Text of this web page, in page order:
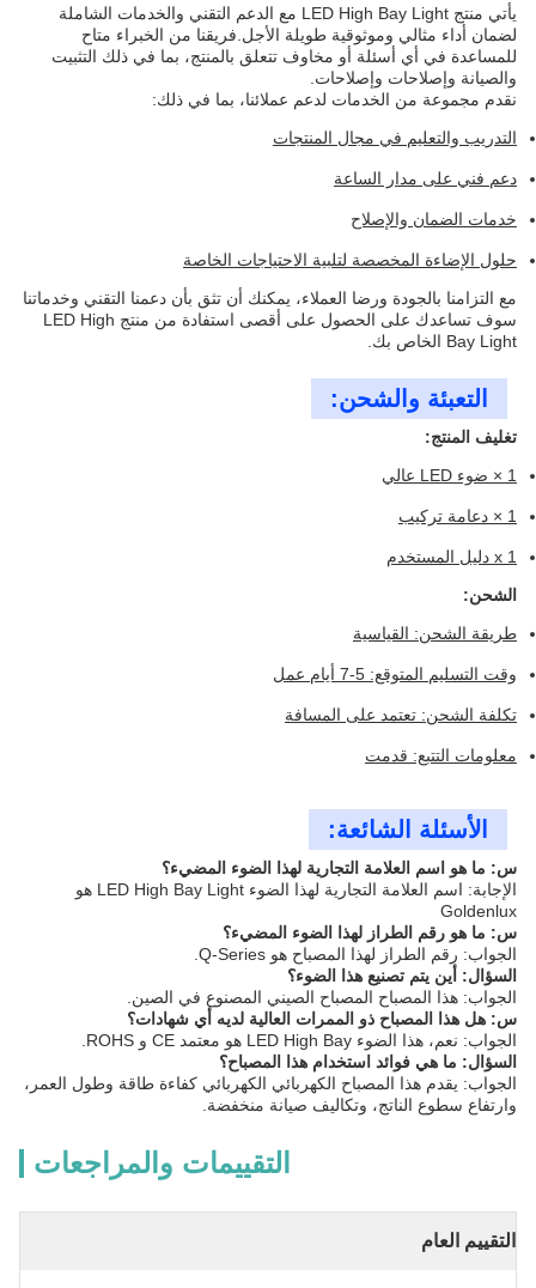
يأتي منتج LED High Bay Light مع الدعم التقني والخدمات الشاملة
لضمان أداء مثالي وموثوقية طويلة الأجل.فريقنا من الخبراء متاح
للمساعدة في أي أسئلة أو مخاوف تتعلق بالمنتج، بما في ذلك التثبيت
والصيانة وإصلاحات وإصلاحات.
نقدم مجموعة من الخدمات لدعم عملائنا، بما في ذلك:
التدريب والتعليم في مجال المنتجات
دعم فني على مدار الساعة
خدمات الضمان والإصلاح
حلول الإضاءة المخصصة لتلبية الاحتياجات الخاصة
مع التزامنا بالجودة ورضا العملاء، يمكنك أن تثق بأن دعمنا التقني وخدماتنا
سوف تساعدك على الحصول على أقصى استفادة من منتج LED High
Bay Light الخاص بك.
التعبئة والشحن:
تغليف المنتج:
1 × ضوء LED عالي
1 × دعامة تركيب
1 x دليل المستخدم
الشحن:
طريقة الشحن: القياسية
وقت التسليم المتوقع: 5-7 أيام عمل
تكلفة الشحن: تعتمد على المسافة
معلومات التتبع: قدمت
الأسئلة الشائعة:
س: ما هو اسم العلامة التجارية لهذا الضوء المضيء؟
الإجابة: اسم العلامة التجارية لهذا الضوء LED High Bay Light هو
Goldenlux
س: ما هو رقم الطراز لهذا الضوء المضيء؟
الجواب: رقم الطراز لهذا المصباح هو Q-Series.
السؤال: أين يتم تصنيع هذا الضوء؟
الجواب: هذا المصباح المصباح الصيني المصنوع في الصين.
س: هل هذا المصباح ذو الممرات العالية لديه أي شهادات؟
الجواب: نعم، هذا الضوء LED High Bay هو معتمد CE و ROHS.
السؤال: ما هي فوائد استخدام هذا المصباح؟
الجواب: يقدم هذا المصباح الكهربائي الكهربائي كفاءة طاقة وطول العمر،
وارتفاع سطوع الناتج، وتكاليف صيانة منخفضة.
التقييمات والمراجعات
التقييم العام